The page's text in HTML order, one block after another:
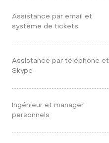
Assistance par email et
système de tickets
Assistance par téléphone et
Skype
Ingénieur et manager
personnels